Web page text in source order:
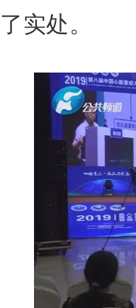
了实处。